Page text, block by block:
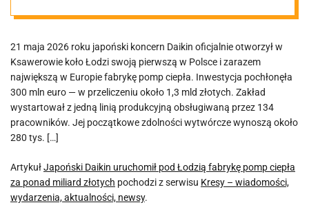
ponad miliard
złotych
21 maja 2026 roku japoński koncern Daikin oficjalnie otworzył w
Ksawerowie koło Łodzi swoją pierwszą w Polsce i zarazem
największą w Europie fabrykę pomp ciepła. Inwestycja pochłonęła
300 mln euro — w przeliczeniu około 1,3 mld złotych. Zakład
wystartował z jedną linią produkcyjną obsługiwaną przez 134
pracowników. Jej początkowe zdolności wytwórcze wynoszą około
280 tys. […]
ArtykułJapoński Daikin uruchomił pod Łodzią fabrykę pomp ciepła
za ponad miliard złotych pochodzi z serwisu Kresy – wiadomości,
wydarzenia, aktualności, newsy.